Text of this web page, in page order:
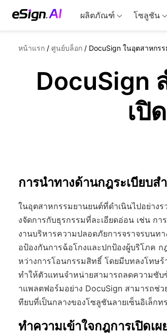
ผลิตภัณฑ์ โซลูชัน
หน้าแรก / ศูนย์บล็อก / DocuSign ในอุตสาหกร
DocuSign
เปิ
การนำทางด้านกฎระเบียบ
ในอุตสาหกรรมยานยนต์ที่ดำเนินไปอย่างร
งจัดการกับธุรกรรมที่ละเอียดอ่อน เช่น ก
งานบริหารความปลอดภัยการจราจรบนท
อป้องกันการฉ้อโกงและปกป้องผู้บริโภค ก
หว่างการโอนกรรมสิทธิ์ โดยมีบทลงโทษ
ทำให้ตัวแทนจำหน่ายสามารถลดความซั
าแพลตฟอร์มอย่าง DocuSign สามารถช่
ทียบที่เป็นกลางของโซลูชันลายเซ็นอิเล็ก
ทำความเข้าใจกฎการเปิดเ